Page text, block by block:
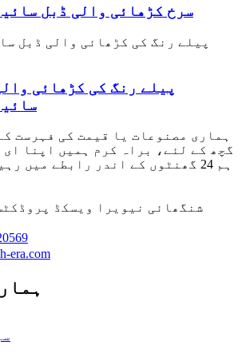
سرخ کڑھائی والی ڈبل
پیلے رنگ کی کڑھائی
ہماری مصنوعات یا قیمت کی فہرست
گچھ کے لئے، براہ کرم ہمیں اپنا ای
ہم 24 گھنٹوں کے اندر رابطے میں رہیں گے۔
شنگھائی نیویرا ویسکڈ
era.com